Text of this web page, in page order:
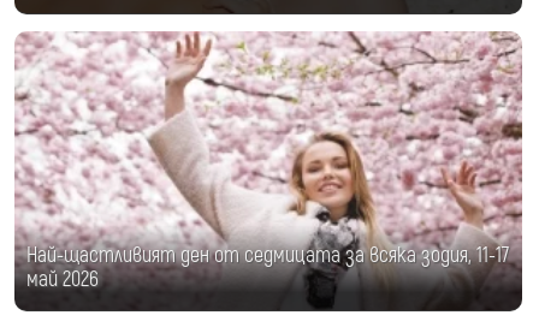
Най-щастливият ден от седмицата за всяка зодия, 11-17
май 2026